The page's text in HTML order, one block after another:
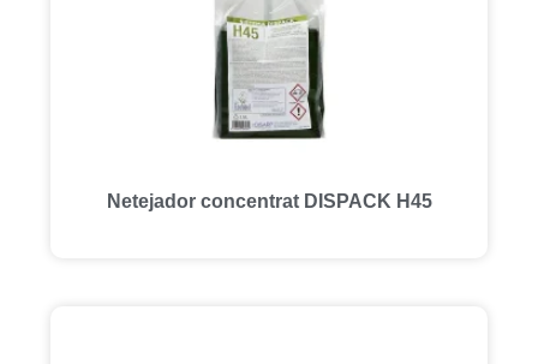
Netejador concentrat DISPACK H45